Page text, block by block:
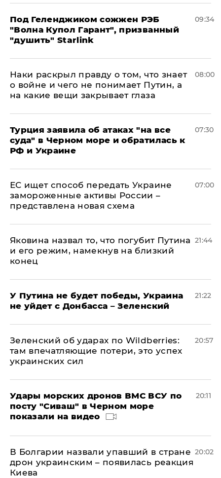
Под Геленджиком сожжен РЭБ
"Волна Купол Гарант", призванный
"душить" Starlink
09:34
Наки раскрыл правду о том, что знает
о войне и чего не понимает Путин, а
на какие вещи закрывает глаза
08:00
Турция заявила об атаках "на все
суда" в Черном море и обратилась к
РФ и Украине
07:30
ЕС ищет способ передать Украине
замороженные активы России –
представлена новая схема
07:00
Яковина назвал то, что погубит Путина
и его режим, намекнув на близкий
конец
21:44
У Путина не будет победы, Украина
не уйдет с Донбасса – Зеленский
21:22
Зеленский об ударах по Wildberries:
там впечатляющие потери, это успех
украинских сил
20:57
Удары морских дронов ВМС ВСУ по
посту "Сиваш" в Черном море
показали на видео
20:11
В Болгарии назвали упавший в стране
дрон украинским – появилась реакция
Киева
20:02